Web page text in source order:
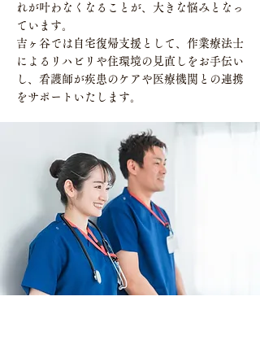
れが叶わなくなることが、大きな悩みとなっ
ています。
吉ヶ谷では自宅復帰支援として、作業療法士
によるリハビリや住環境の見直しをお手伝い
し、看護師が疾患のケアや医療機関との連携
をサポートいたします。